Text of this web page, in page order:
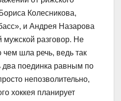
Колесникова,
и Андрея Назарова
мужской разговор. Не
чем шла речь, ведь так
два поединка равным по
непозволительно,
хоккея планирует